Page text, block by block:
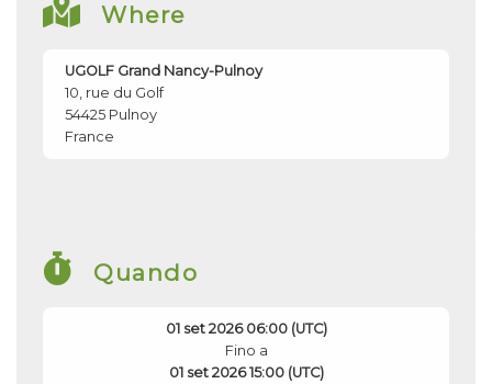
Where
UGOLF Grand Nancy-Pulnoy
10, rue du Golf
54425 Pulnoy
France
Quando
01 set 2026 06:00 (UTC)
Fino a
01 set 2026 15:00 (UTC)